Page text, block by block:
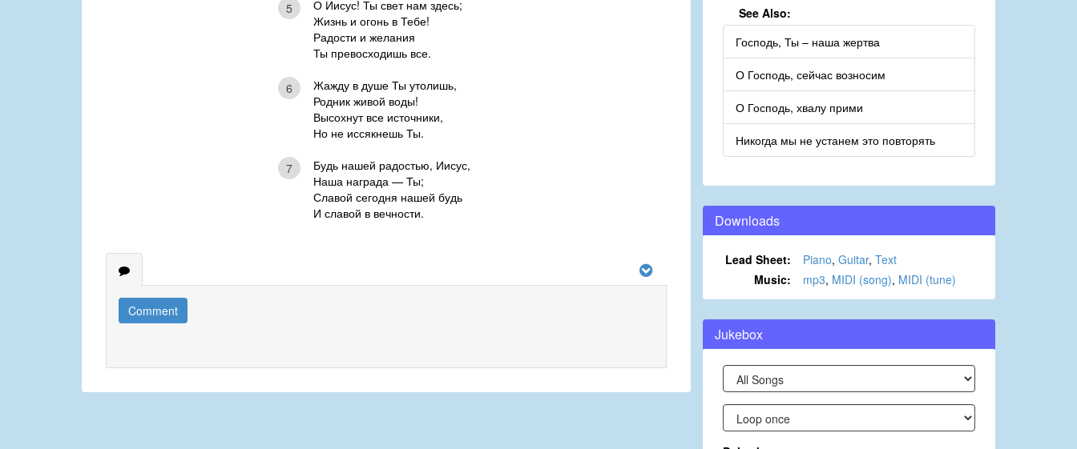
5
О Иисус! Ты свет нам здесь;
Жизнь и огонь в Тебе!
Радости и желания
Ты превосходишь все.
6
Жажду в душе Ты утолишь,
Родник живой воды!
Высохнут все источники,
Но не иссякнешь Ты.
7
Будь нашей радостью, Иисус,
Наша награда — Ты;
Славой сегодня нашей будь
И славой в вечности.
Comment
See Also:
Господь, Ты – наша жертва
О Господь, сейчас возносим
О Господь, хвалу прими
Никогда мы не устанем это повторять
Downloads
Lead Sheet: Piano, Guitar, Text
Music:
mp3, MIDI (song), MIDI (tune)
Jukebox